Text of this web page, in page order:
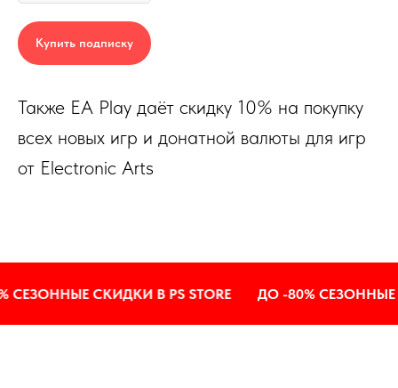
Купить подписку
Также EA Play даёт скидку 10% на покупку
всех новых игр и донатной валюты для игр
от Electronic Arts
СКИДКИ В PS STORE ДО -80% СЕЗОННЫЕ